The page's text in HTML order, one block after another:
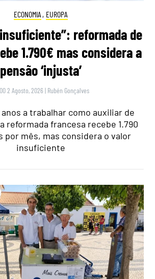
ECONOMIA , EUROPA
reformada de
1.790€ mas considera a
pensão ‘injusta’
2 Agosto, 2026 | Rubén Gonçalves
a trabalhar como auxiliar de
reformada francesa recebe 1.790
por mês, mas considera o valor
insuficiente